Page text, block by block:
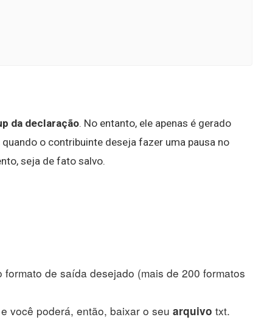
da declaração. No entanto, ele apenas é gerado
o contribuinte deseja fazer uma pausa no
seja de fato salvo.
de saída desejado (mais de 200 formatos
você poderá, então, baixar o seu arquivo txt.